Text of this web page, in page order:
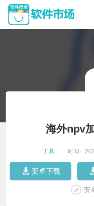
海外npv
工具 时间：
安卓下载
安